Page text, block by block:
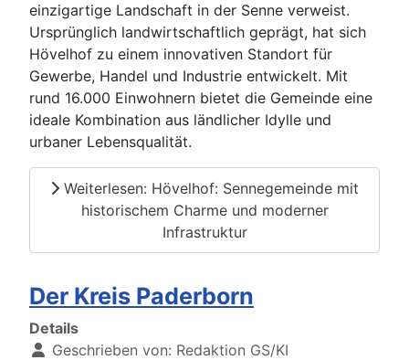
einzigartige Landschaft in der Senne verweist.
Ursprünglich landwirtschaftlich geprägt, hat sich
Hövelhof zu einem innovativen Standort für
Gewerbe, Handel und Industrie entwickelt. Mit
rund 16.000 Einwohnern bietet die Gemeinde eine
ideale Kombination aus ländlicher Idylle und
urbaner Lebensqualität.
Weiterlesen: Hövelhof: Sennegemeinde mit
historischem Charme und moderner
Infrastruktur
Der Kreis Paderborn
Details
Geschrieben von: Redaktion GS/KI